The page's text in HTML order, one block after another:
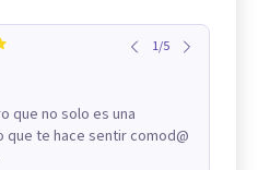
1/5
que no solo es una
te hace sentir comod@